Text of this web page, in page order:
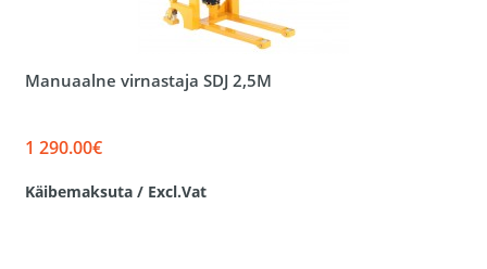
Manuaalne virnastaja SDJ 2,5M
1 290.00€
Käibemaksuta / Excl.Vat